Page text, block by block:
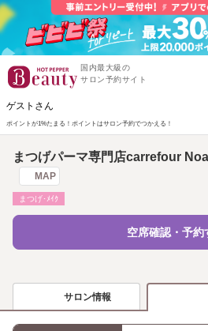
国内最大級の
サロン予約サイト
ゲストさん
ポイントが1%たまる！ ポイントはサロン予約でつかえる！
まつげパーマ専門店carrefour
MAP
まつげ･ﾒｲｸ
空席確認・予約
サロン情報